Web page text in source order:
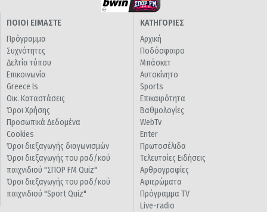
ΠΟΙΟΙ ΕΙΜΑΣΤΕ
Πρόγραμμα
Συχνότητες
Δελτία τύπου
Επικοινωνία
Greece Is
Οικ. Καταστάσεις
Όροι Χρήσης
Προσωπικά Δεδομένα
Cookies
Όροι διεξαγωγής διαγωνισμών
Όροι διεξαγωγής του ραδ/κού
παιχνιδιού "ΣΠΟΡ FM Quiz"
Όροι διεξαγωγής του ραδ/κού
παιχνιδιού "Sport Quiz"
ΚΑΤΗΓΟΡΙΕΣ
Αρχική
Ποδόσφαιρο
Μπάσκετ
Αυτοκίνητο
Sports
Επικαιρότητα
Βαθμολογίες
WebTv
Enter
Πρωτοσέλιδα
Τελευταίες Ειδήσεις
Αρθρογραφίες
Αφιερώματα
Πρόγραμμα TV
Live-radio